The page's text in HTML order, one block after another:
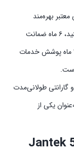
از ۱۸ ماه گارانتی معتبر بهره‌مند
می‌شوید و در صورتی که گارانتی را در سایت فعال کنید، ۶ ماه ضمانت
اضافه هم به آن افزوده می‌شود؛ یعنی در مجموع ۲۴ ماه پوشش خدمات
گارانتی طولانی‌مدت
یکی از